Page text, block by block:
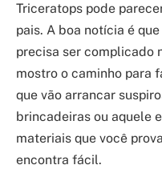
Triceratops pode
pais. A boa notícia é
precisa ser complicado
mostro o caminho para
que vão arrancar
brincadeiras ou aquele
materiais que você
encontra fácil.